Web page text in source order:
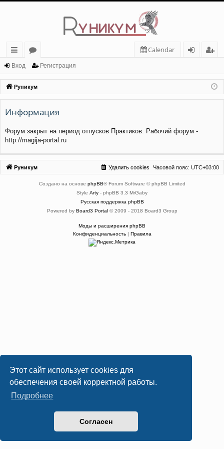
Этот сайт использует cookies для
обеспечения своей корректной работы.
Подробнее
Согласен
с
ы
лк
и
о
ру
м
ы
Calendar
д
ис
тр
Вход Регистрация
Руникум
Информация
Форум закрыт на период отпусков Практиков. Рабочий форум -
http://magija-portal.ru
Руникум Часовой пояс: UTC+03:00
Удалить cookies
Создано на основе phpBB® Forum Software © phpBB Limited
Style Arty - phpBB 3.3 MrGaby
Русская поддержка phpBB
Powered by Board3 Portal© 2009 - 2018 Board3 Group
Моды и расширения phpBB
Конфиденциальность| Правила